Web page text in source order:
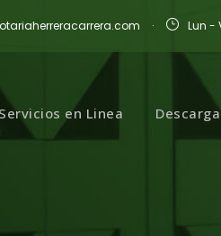
· Lun -
Servicios en Linea